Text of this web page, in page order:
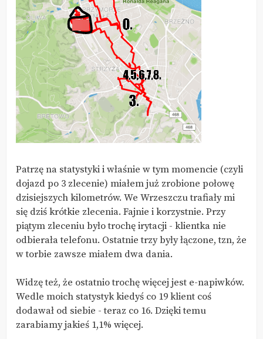
Patrzę na statystyki i właśnie w tym momencie (czyli
dojazd po 3 zlecenie) miałem już zrobione połowę
dzisiejszych kilometrów. We Wrzeszczu trafiały mi
się dziś krótkie zlecenia. Fajnie i korzystnie. Przy
piątym zleceniu było trochę irytacji - klientka nie
odbierała telefonu. Ostatnie trzy były łączone, tzn, że
w torbie zawsze miałem dwa dania.
Widzę też, że ostatnio trochę więcej jest e-napiwków.
Wedle moich statystyk kiedyś co 19 klient coś
dodawał od siebie - teraz co 16. Dzięki temu
zarabiamy jakieś 1,1% więcej.